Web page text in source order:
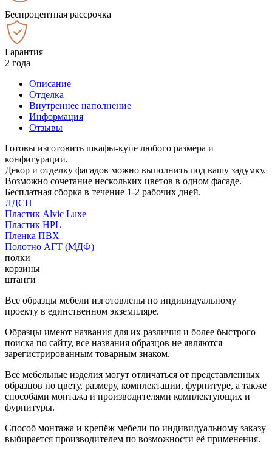
Беспроцентная рассрочка
Гарантия
2 года
Описание
Отделка
Внутреннее наполнение
Информация
Отзывы
Готовы изготовить шкафы-купе любого размера и
конфигурации.
Декор и отделку фасадов можно выполнить под вашу задумку.
Возможно сочетание нескольких цветов в одном фасаде.
Бесплатная сборка в течение 1-2 рабочих дней.
ЛДСП
Пластик Alvic Luxe
Пластик HPL
Пленка ПВХ
Полотно АГТ (МДФ)
полки
корзины
штанги
Все образцы мебели изготовлены по индивидуальному
проекту в единственном экземпляре.
Образцы имеют названия для их различия и более быстрого
поиска по сайту, все названия образцов не являются
зарегистрированным товарным знаком.
Все мебельные изделия могут отличаться от представленных
образцов по цвету, размеру, комплектации, фурнитуре, а также
способами монтажа и производителями комплектующих и
фурнитуры.
Способ монтажа и крепёж мебели по индивидуальному заказу
выбирается производителем по возможности её применения.